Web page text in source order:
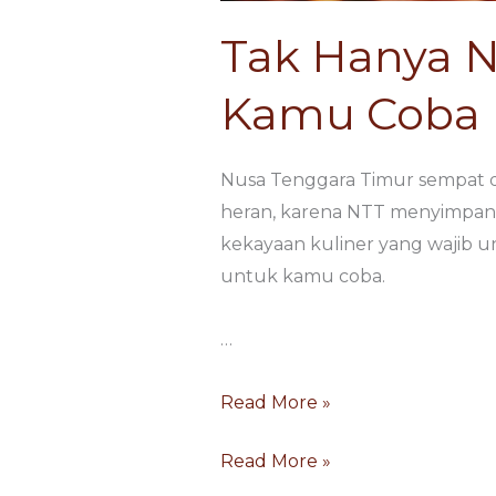
Tak Hanya
Kamu Coba
Nusa Tenggara Timur sempat
heran, karena NTT
kekayaan kuliner yang wajib
untuk kamu coba.
…
Read More »
Read More »